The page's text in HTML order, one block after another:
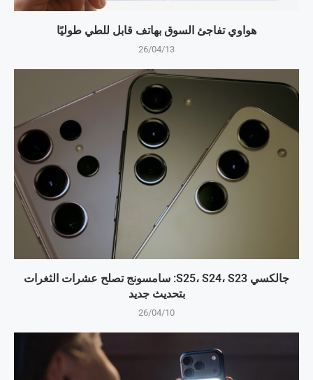
هواوي تفاجئ السوق بهاتف قابل للطي طوليًا
26/04/13
جالكسي S25، S24، S23: سامسونج تصلح عشرات الثغرات
بتحديث جديد
26/04/10